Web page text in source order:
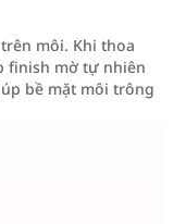
môi. Khi thoa
finish mờ tự nhiên
bề mặt môi trông